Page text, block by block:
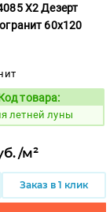
X2 Дезерт
60x120
товара:
летней луны
м²
Заказ в 1 клик